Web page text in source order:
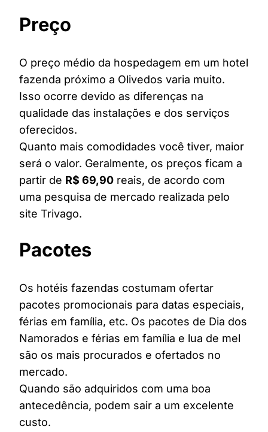
Preço
O preço médio da hospedagem em um hotel
fazenda próximo a Olivedos varia muito.
Isso ocorre devido as diferenças na
qualidade das instalações e dos serviços
oferecidos.
Quanto mais comodidades você tiver, maior
será o valor. Geralmente, os preços ficam a
partir de R$ 69,90 reais, de acordo com
uma pesquisa de mercado realizada pelo
site Trivago.
Pacotes
Os hotéis fazendas costumam ofertar
pacotes promocionais para datas especiais,
férias em família, etc. Os pacotes de Dia dos
Namorados e férias em família e lua de mel
são os mais procurados e ofertados no
mercado.
Quando são adquiridos com uma boa
antecedência, podem sair a um excelente
custo.